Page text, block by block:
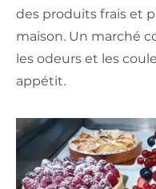
des produits frais et
maison. Un marché
les odeurs et les
appétit.